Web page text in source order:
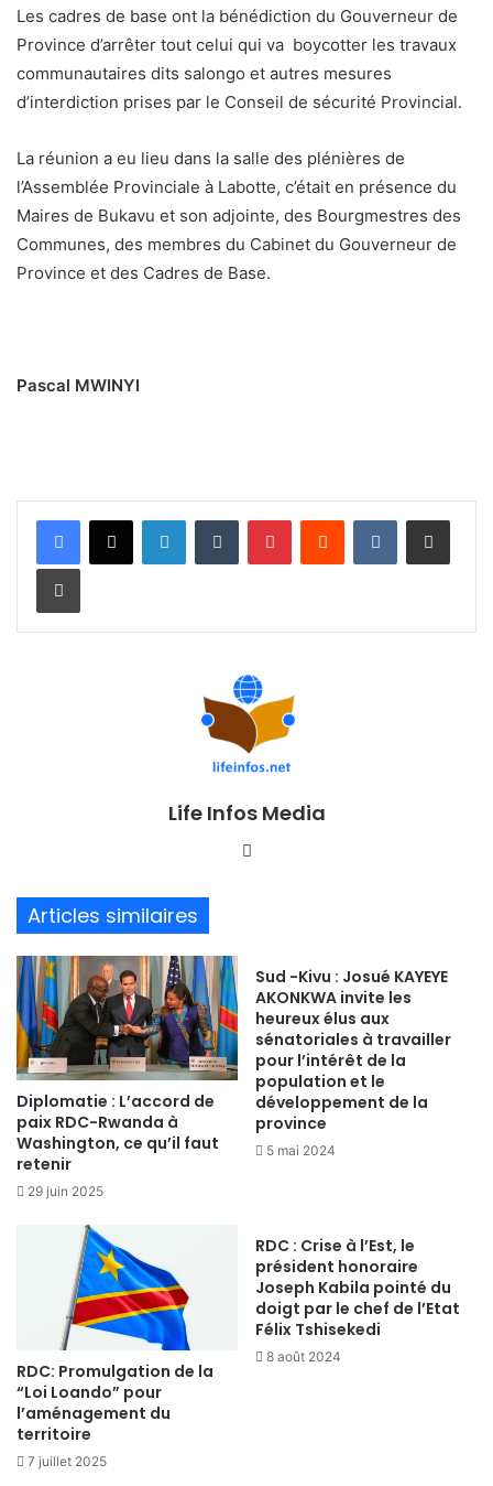
Les cadres de base ont la bénédiction du Gouverneur de
Province d’arrêter tout celui qui va boycotter les travaux
communautaires dits salongo et autres mesures
d’interdiction prises par le Conseil de sécurité Provincial.
La réunion a eu lieu dans la salle des plénières de
l’Assemblée Provinciale à Labotte, c’était en présence du
Maires de Bukavu et son adjointe, des Bourgmestres des
Communes, des membres du Cabinet du Gouverneur de
Province et des Cadres de Base.
Pascal MWINYI
Life Infos Media
Articles similaires
Diplomatie : L’accord de
paix RDC-Rwanda à
Washington, ce qu’il faut
retenir
29 juin 2025
Sud -Kivu : Josué KAYEYE
AKONKWA invite les
heureux élus aux
sénatoriales à travailler
pour l’intérêt de la
population et le
développement de la
province
5 mai 2024
RDC: Promulgation de la
“Loi Loando” pour
l’aménagement du
territoire
7 juillet 2025
RDC : Crise à l’Est, le
président honoraire
Joseph Kabila pointé du
doigt par le chef de l’Etat
Félix Tshisekedi
8 août 2024